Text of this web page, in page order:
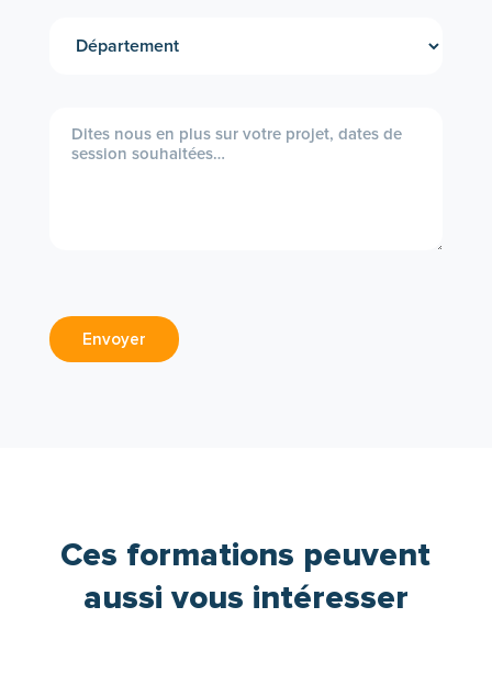
Envoyer
Ces formations peuvent
aussi vous intéresser